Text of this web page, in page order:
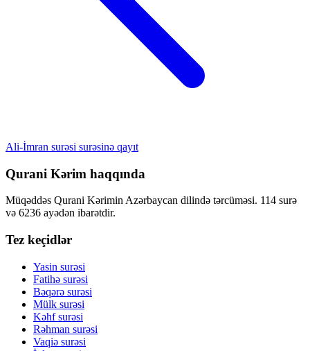
Ali-İmran surəsi surəsinə qayıt
Qurani Kərim haqqında
Müqəddəs Qurani Kərimin Azərbaycan dilində tərcüməsi. 114 surə
və 6236 ayədən ibarətdir.
Tez keçidlər
Yasin surəsi
Fatihə surəsi
Bəqərə surəsi
Mülk surəsi
Kəhf surəsi
Rəhman surəsi
Vaqiə surəsi